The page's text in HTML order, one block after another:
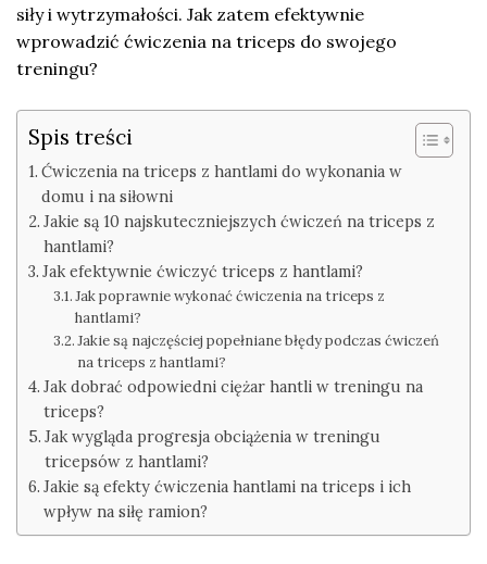
siły i wytrzymałości. Jak zatem efektywnie
wprowadzić ćwiczenia na triceps do swojego
treningu?
Spis treści
Ćwiczenia na triceps z hantlami do wykonania w
domu i na siłowni
Jakie są 10 najskuteczniejszych ćwiczeń na triceps z
hantlami?
Jak efektywnie ćwiczyć triceps z hantlami?
Jak poprawnie wykonać ćwiczenia na triceps z
hantlami?
Jakie są najczęściej popełniane błędy podczas ćwiczeń
na triceps z hantlami?
Jak dobrać odpowiedni ciężar hantli w treningu na
triceps?
Jak wygląda progresja obciążenia w treningu
tricepsów z hantlami?
Jakie są efekty ćwiczenia hantlami na triceps i ich
wpływ na siłę ramion?